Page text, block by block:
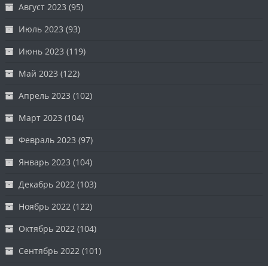
Август 2023 (95)
Июль 2023 (93)
Июнь 2023 (119)
Май 2023 (122)
Апрель 2023 (102)
Март 2023 (104)
Февраль 2023 (97)
Январь 2023 (104)
Декабрь 2022 (103)
Ноябрь 2022 (122)
Октябрь 2022 (104)
Сентябрь 2022 (101)